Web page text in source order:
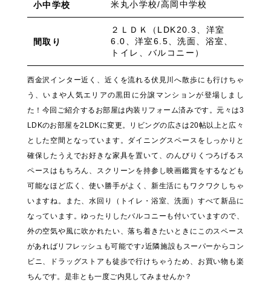
小中学校 米丸小学校/高岡中学校
間取り
２ＬＤＫ（LDK20.3、洋室
6.0、洋室6.5、洗面、浴室、
トイレ、バルコニー）
西金沢インター近く、近くを流れる伏見川へ散歩にも行けちゃ
う、いまや人気エリアの黒田に分譲マンションが登場しまし
た！今回ご紹介するお部屋は内装リフォーム済みです。元々は3
LDKのお部屋を2LDKに変更。リビングの広さは20帖以上と広々
とした空間となっています。ダイニングスペースをしっかりと
確保したうえでお好きな家具を置いて、のんびりくつろげるス
ペースはもちろん、スクリーンを持参し映画鑑賞をするなども
可能なほど広く、使い勝手がよく、新生活にもワクワクしちゃ
いますね。また、水回り（トイレ・浴室、洗面）すべて新品に
なっています。ゆったりしたバルコニーも付いていますので、
外の空気や風に吹かれたい、落ち着きたいときにこのスペース
があればリフレッシュも可能です♪近隣施設もスーパーからコン
ビニ、ドラッグストアも徒歩で行けちゃうため、お買い物も楽
ちんです。是非とも一度ご内見してみませんか？